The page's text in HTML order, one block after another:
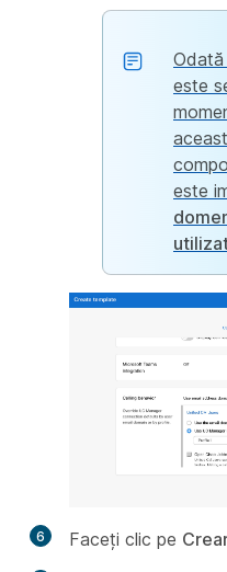
este
este
6 Faceți clic pe